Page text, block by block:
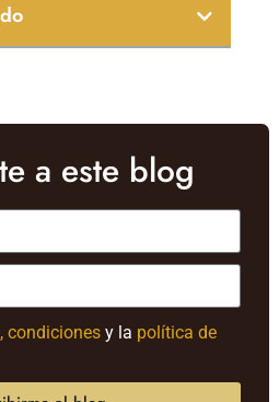
a este blog
condiciones y la política de